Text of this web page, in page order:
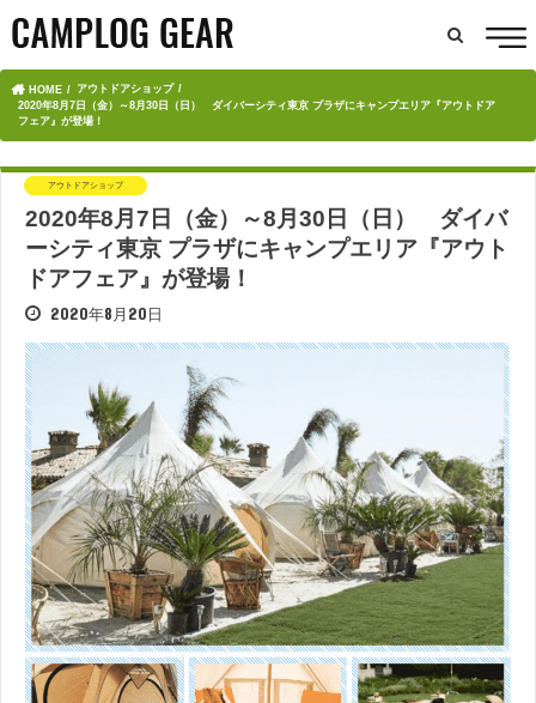
HOME
アウトドアショップ
2020年8月7日（金）～8月30日（日） ダイバーシティ東京 プラザにキャンプエリア『アウトドア
フェア』が登場！
アウトドアショップ
2020年8月7日（金）～8月30日（日） ダイバ
ーシティ東京 プラザにキャンプエリア『アウト
ドアフェア』が登場！
2020年8月20日